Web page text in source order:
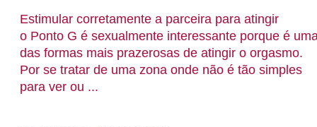
Estimular corretamente a parceira para atingir
o Ponto G é sexualmente interessante porque é
das formas mais prazerosas de atingir o orgasmo.
Por se tratar de uma zona onde não é tão simples
para ver ou ...